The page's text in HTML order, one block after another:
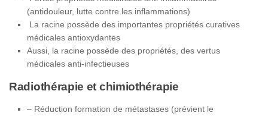
(antidouleur, lutte contre les inflammations)
La racine possède des importantes propriétés curatives
médicales antioxydantes
Aussi, la racine possède des propriétés, des vertus
médicales anti-infectieuses
Radiothérapie et chimiothérapie
– Réduction formation de métastases (prévient le